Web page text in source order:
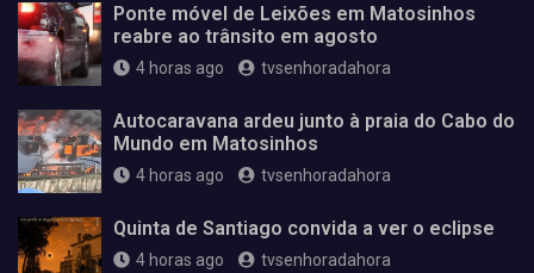
Ponte móvel de Leixões em Matosinhos
reabre ao trânsito em agosto
4 horas ago tvsenhoradahora
Autocaravana ardeu junto à praia do Cabo do
Mundo em Matosinhos
4 horas ago tvsenhoradahora
Quinta de Santiago convida a ver o eclipse
4 horas ago tvsenhoradahora